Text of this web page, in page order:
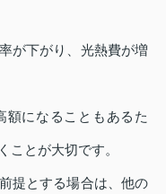
が下がり、光熱費が増
額になることもあるた
ことが大切です。
提とする場合は、他の